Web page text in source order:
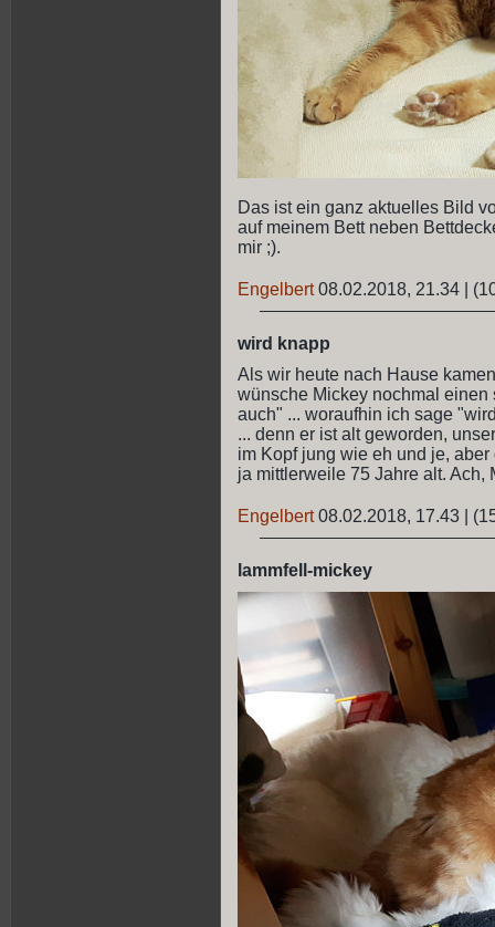
Das ist ein ganz aktuelles Bild
auf meinem Bett neben
mir ;).
Engelbert 08.02.2018, 21.34
wird knapp
Als wir heute nach Hause
wünsche Mickey nochmal einen
auch" ... woraufhin ich sage
... denn er ist alt geworden,
im Kopf jung wie eh und je,
ja mittlerweile 75 Jahre alt. Ach,
Engelbert 08.02.2018, 17.43
lammfell-mickey